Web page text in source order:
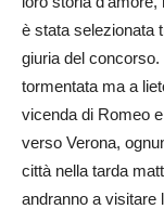
è stata selezionata
giuria del
tormentata ma a
vicenda di Romeo
verso Verona,
città nella tarda
andranno a visitare